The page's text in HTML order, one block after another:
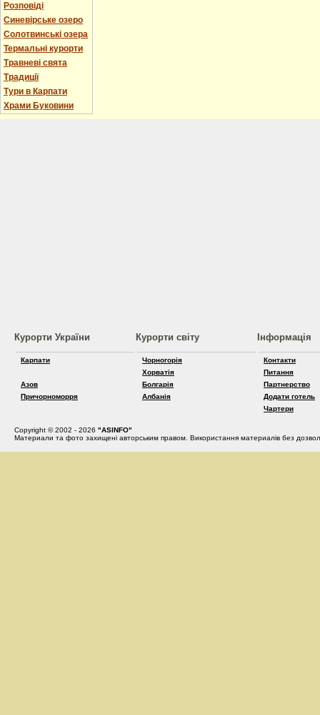
Розповіді
Синевірське озеро
Солотвинські озера
Термальні курорти
Травневі свята
Традиції
Тури в Карпати
Храми Буковини
Курорти України
Карпати
Азов
Причорноморря
Курорти світу
Чорногорія
Хорватія
Болгарія
Албанія
Інформація
Контакти
Питання
Партнерство
Додати готель
Чартери
Copyright © 2002 - 2026 "ASINFO"
Материали та фото захищені авторським правом. Використання материалів без